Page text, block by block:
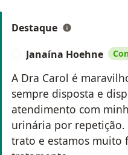
Destaque
Janaína Hoehne
A Dra Carol é
sempre disposta e
atendimento com
urinária por
trato e estamos muito